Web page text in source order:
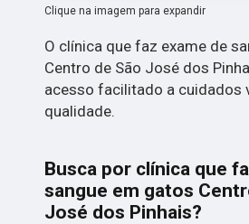
Clique na imagem para expandir
O clínica que faz exame de
Centro de São José dos
acesso facilitado a cuidados
qualidade.
Busca por clínica que
sangue em gatos
José dos Pinhais?